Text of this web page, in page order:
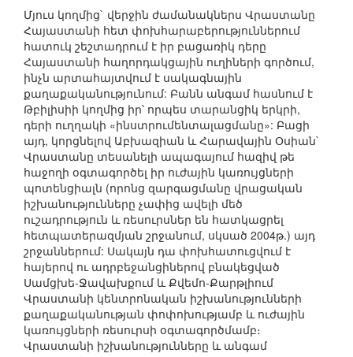
Մյուս կողմից` վերջին ժամանակներս Վրաստանը
Հայաստանի հետ փոխհարաբերություններում
հատուկ շեշտադրում է իր բացառիկ դերը
Հայաստանի հաղորդակցային ուղիների գործում,
ինչն արտահայտվում է սակագնային
քաղաքականությունում: Բանն անգամ հասնում է
Թբիլիսիի կողմից իր՝ որպես տարանցիկ երկրի,
դերի ուղղակի «ինստրումենտալացմանը»: Բացի
այդ, կորցնելով Աբխազիան և Հարավային Օսիան`
Վրաստանը տեսանելի ապագայում հազիվ թե
հաջողի օգտագործել իր ուժային կառույցների
պոտենցիալն (որոնց զարգացմանը վրացական
իշխանությունները չափից ավելի մեծ
ուշադրություն և ռեսուրսներ են հատկացրել
հետպատերազմյան շրջանում, սկսած 2004թ.) այդ
շրջաններում: Սակայն դա փոխհատուցվում է
հայերով ու ադրբեջանցիներով բնակեցված
Սամցխե-Ջավախքում և Քվեմո-Քարթլիում
Վրաստանի կենտրոնական իշխանությունների
քաղաքականության փոփոխությամբ և ուժային
կառույցների ռեսուրսի օգտագործմամբ։
Վրաստանի իշխանությունները և անգամ